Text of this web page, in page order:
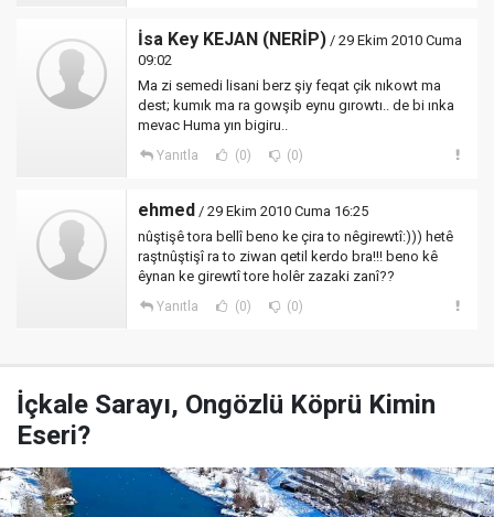
İsa Key KEJAN (NERİP) / 29 Ekim 2010 Cuma
09:02
Ma zi semedi lisani berz şiy feqat çik nıkowt ma
dest; kumık ma ra gowşib eynu gırowtı.. de bi ınka
mevac Huma yın bigiru..
Yanıtla (0) (0)
ehmed / 29 Ekim 2010 Cuma 16:25
nûştişê tora bellî beno ke çira to nêgirewtî:))) hetê
raştnûştişî ra to ziwan qetil kerdo bra!!! beno kê
êynan ke girewtî tore holêr zazaki zanî??
Yanıtla (0) (0)
İçkale Sarayı, Ongözlü Köprü Kimin
Eseri?